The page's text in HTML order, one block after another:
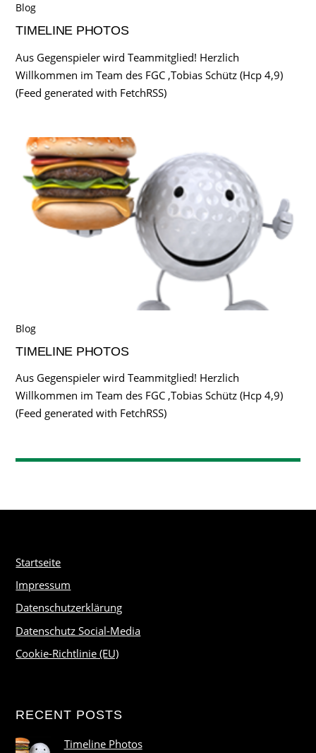
Blog
TIMELINE PHOTOS
Aus Gegenspieler wird Teammitglied! Herzlich
Willkommen im Team des FGC ,Tobias Schütz (Hcp 4,9)
(Feed generated with FetchRSS)
Blog
TIMELINE PHOTOS
Aus Gegenspieler wird Teammitglied! Herzlich
Willkommen im Team des FGC ,Tobias Schütz (Hcp 4,9)
(Feed generated with FetchRSS)
Startseite
Impressum
Datenschutzerklärung
Datenschutz Social-Media
Cookie-Richtlinie (EU)
RECENT POSTS
Timeline Photos